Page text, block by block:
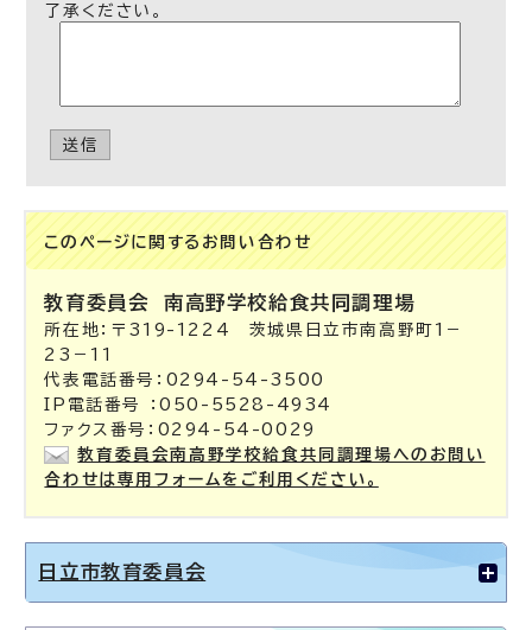
了承ください。
送信
このページに関する お問い合わせ
教育委員会南高野学校給食共同調理場
所在地：〒319-1224 茨城県日立市南高野町1－
23－11
代表電話番号：0294-54-3500
IP電話番号 ：050-5528-4934
ファクス番号：0294-54-0029
教育委員会南高野学校給食共同調理場へのお問い
合わせは専用フォームをご利用ください。
日立市教育委員会